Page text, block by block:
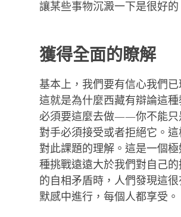
讓某些事物沉澱一下是很好
獲得全面的瞭解
基本上，我們要有信心我們
這就是為什麼西藏有辯論這
必須要這麼去做——你不能只
對手必須接受或者拒絕它。
對此課題的理解。這是一個
種挑戰遠遠大於我們對自己
的自相矛盾時，人們發現這
默感中進行，每個人都享受。